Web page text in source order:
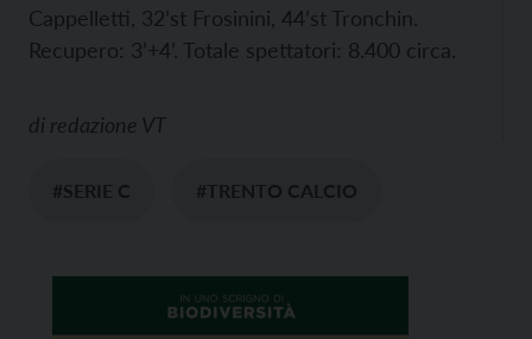
Cappelletti, 32’st Frosinini, 44’st Tronchin.
Recupero: 3’+4’. Totale spettatori: 8.400 circa.
di redazione VT
#SERIE C #TRENTO CALCIO